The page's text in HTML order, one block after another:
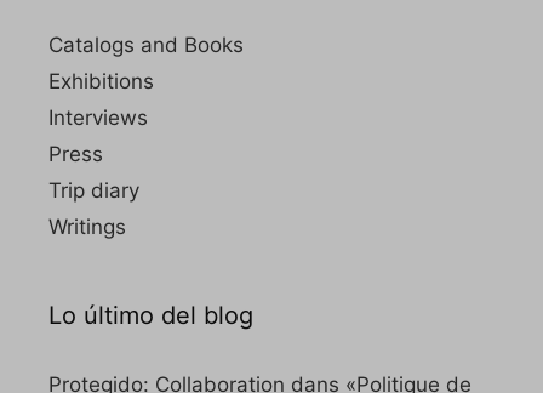
Catalogs and Books
Exhibitions
Interviews
Press
Trip diary
Writings
Lo último del blog
Protegido: Collaboration dans «Politique de